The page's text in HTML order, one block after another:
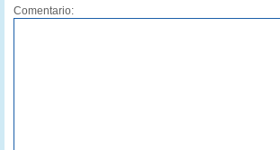
Comentario: